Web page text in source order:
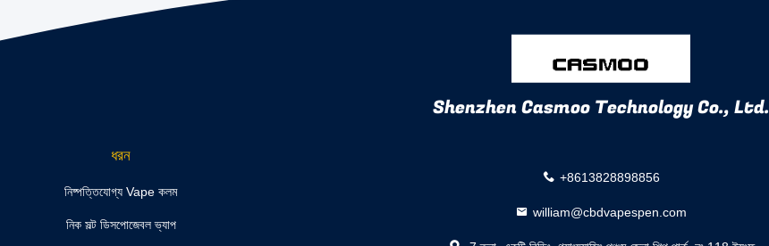
Shenzhen Casmoo Technology Co., Ltd.
ধরন
নিষ্পত্তিযোগ্য Vape কলম
নিক সল্ট ডিসপোজেবল ভ্যাপ
+8613828898856
william@cbdvapespen.com